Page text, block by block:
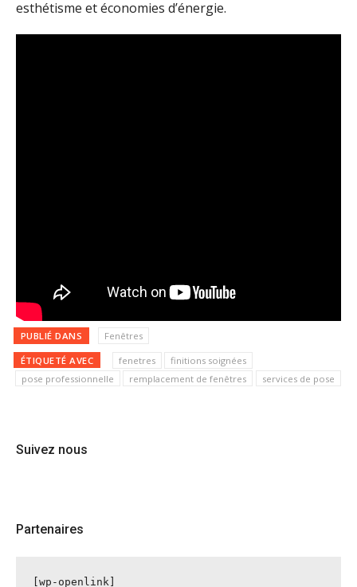
esthétisme et économies d’énergie.
PUBLIÉ DANS Fenêtres
ÉTIQUETÉ AVEC fenetres
finitions soignées
pose professionnelle
remplacement de fenêtres services de pose
Suivez nous
Partenaires
[wp-openlink]